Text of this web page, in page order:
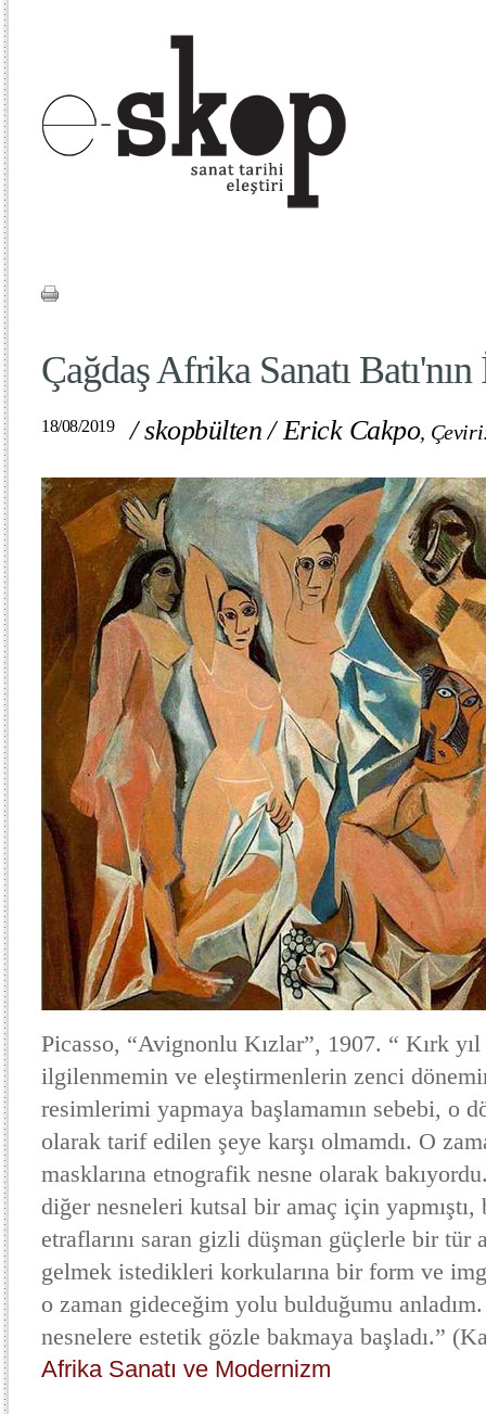
Çağdaş Afrika Sanatı Batı'nın
18/08/2019 /skopbülten /Erick Cakpo,
Picasso, “Avignonlu Kızlar”, 1907. “ Kırk
ilgilenmemin ve eleştirmenlerin zenci
resimlerimi yapmaya başlamamın sebebi, o
olarak tarif edilen şeye karşı olmamdı. O
masklarına etnografik nesne olarak
diğer nesneleri kutsal bir amaç için
etraflarını saran gizli düşman güçlerle bir tür
gelmek istedikleri korkularına bir form ve
o zaman gideceğim yolu bulduğumu
nesnelere estetik gözle bakmaya başladı.”
Afrika Sanatı ve Modernizm